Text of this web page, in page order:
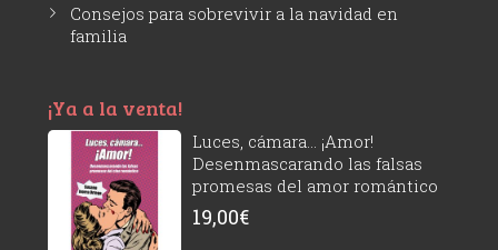
Consejos para sobrevivir a la navidad en
familia
¡Ya a la venta!
Luces, cámara... ¡Amor!
Desenmascarando las falsas
promesas del amor romántico
19,00€